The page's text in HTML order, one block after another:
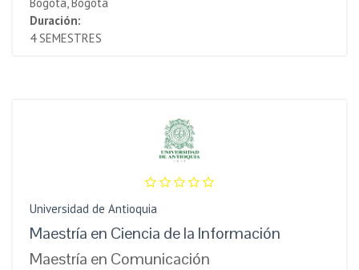
Duración:
4 SEMESTRES
Universidad de Antioquia
Maestría en Ciencia de la Información
Maestría en Comunicación